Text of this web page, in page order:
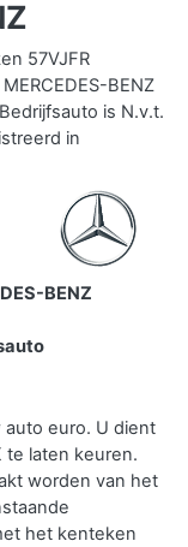
57VJFR
BENZ
is N.v.t.
in
BENZ
euro. U dient
te laten keuren.
worden van het
het kenteken